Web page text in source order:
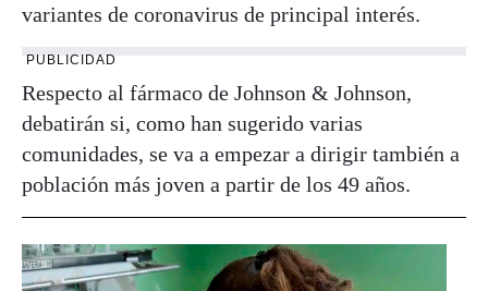
variantes de coronavirus de principal interés.
PUBLICIDAD
Respecto al fármaco de Johnson & Johnson,
debatirán si, como han sugerido varias
comunidades, se va a empezar a dirigir también a
población más joven a partir de los 49 años.